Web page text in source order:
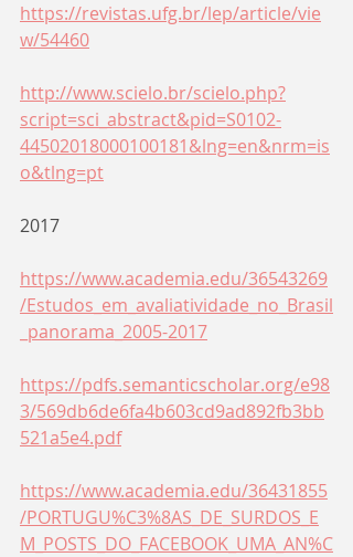
https://revistas.ufg.br/lep/article/vie
w/54460
http://www.scielo.br/scielo.php?
script=sci_abstract&pid=S0102-
44502018000100181&lng=en&nrm=is
o&tlng=pt
2017
https://www.academia.edu/36543269
/Estudos_em_avaliatividade_no_Brasil
_panorama_2005-2017
https://pdfs.semanticscholar.org/e98
3/569db6de6fa4b603cd9ad892fb3bb
521a5e4.pdf
https://www.academia.edu/36431855
/PORTUGU%C3%8AS_DE_SURDOS_E
M_POSTS_DO_FACEBOOK_UMA_AN%C